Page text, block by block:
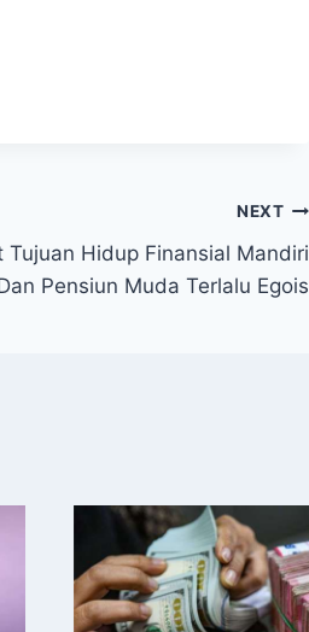
NEXT
Tujuan Hidup Finansial Mandiri
Pensiun Muda Terlalu Egois